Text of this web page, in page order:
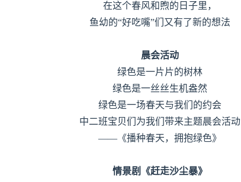
在这个春风和煦的日子里，
鱼幼的“好吃嘴”们又有了新的想法
晨会活动
绿色是一片片的树林
绿色是一丝丝生机盎然
绿色是一场春天与我们的约会
中二班宝贝们为我们带来主题晨会活动
——《播种春天，拥抱绿色》
情景剧《赶走沙尘暴》